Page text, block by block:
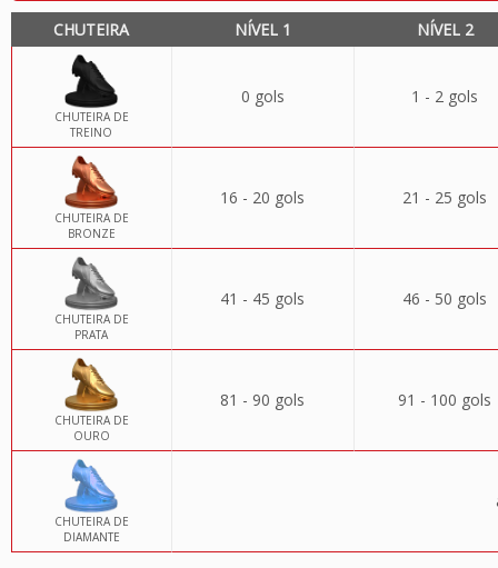
CHUTEIRA NÍVEL 1 NÍVEL 2
CHUTEIRA DE
TREINO
0 gols 1 - 2 gols
CHUTEIRA DE
BRONZE
16 - 20 gols 21 - 25 gols
CHUTEIRA DE
PRATA
41 - 45 gols 46 - 50 gols
CHUTEIRA DE
OURO
81 - 90 gols 91 - 100 gols
CHUTEIRA DE
DIAMANTE